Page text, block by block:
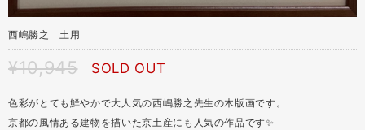
西嶋勝之 土用
¥10,945 SOLD OUT
色彩がとても鮮やかで大人気の西嶋勝之先生の木版画です。
京都の風情ある建物を描いた京土産にも人気の作品です✨